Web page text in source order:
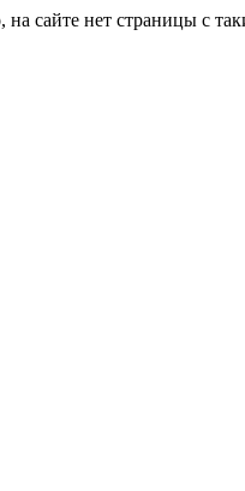
сайте нет страницы с